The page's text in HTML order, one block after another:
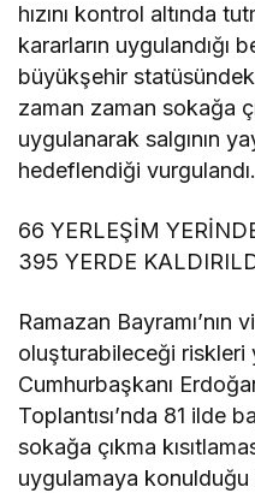
hızını kontrol altında
kararların uygulandığı
büyükşehir
zaman zaman sokağa
uygulanarak salgının
hedeflendiği vurgulandı.
66 YERLEŞİM
395 YERDE
Ramazan Bayramı’nın
oluşturabileceği riskleri
Cumhurbaşkanı
Toplantısı’nda 81 ilde
sokağa çıkma
uygulamaya konulduğu